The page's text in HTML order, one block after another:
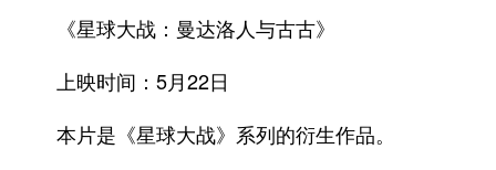
《星球大战：曼达洛人与古古》
上映时间：5月22日
本片是《星球大战》系列的衍生作品。